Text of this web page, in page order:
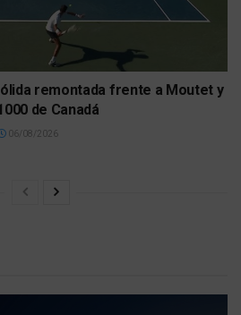
remontada frente a Moutet y
de Canadá
06/08/2026